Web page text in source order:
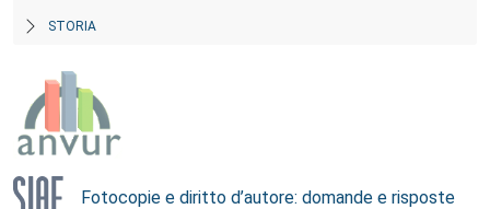
STORIA
Fotocopie e diritto d’autore: domande e risposte